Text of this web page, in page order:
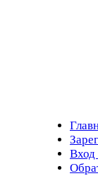
Вход